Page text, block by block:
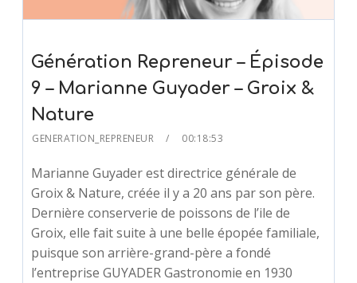
Génération Repreneur – Épisode
9 – Marianne Guyader – Groix &
Nature
GENERATION_REPRENEUR 00:18:53
Marianne Guyader est directrice générale de
Groix & Nature, créée il y a 20 ans par son père.
Dernière conserverie de poissons de l’ile de
Groix, elle fait suite à une belle épopée familiale,
puisque son arrière-grand-père a fondé
l’entreprise GUYADER Gastronomie en 1930